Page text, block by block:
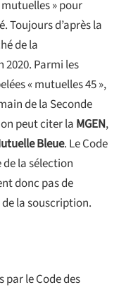
» pour
Toujours d’après la
de la
Parmi les
« mutuelles 45 »,
de la Seconde
peut citer la MGEN,
Bleue. Le Code
la sélection
donc pas de
la souscription.
par le Code des